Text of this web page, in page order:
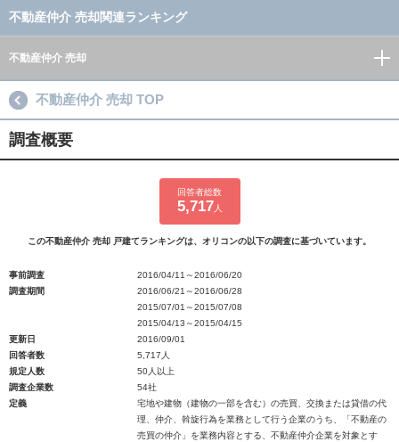
不動産仲介 売却関連ランキング
不動産仲介 売却
不動産仲介 売却 TOP
調査概要
回答者総数
5,717 人
この不動産仲介 売却 戸建てランキングは、オリコンの以下の調査に基づいています。
事前調査
2016/04/11～2016/06/20
調査期間
2016/06/21～2016/06/28
2015/07/01～2015/07/08
2015/04/13～2015/04/15
更新日
2016/09/01
回答者数
5,717人
規定人数
50人以上
調査企業数
54社
定義
宅地や建物（建物の一部を含む）の売買、交換または貸借の代
理、仲介、斡旋行為を業務として行う企業のうち、「不動産の
売買の仲介」を業務内容とする、不動産仲介企業を対象とす